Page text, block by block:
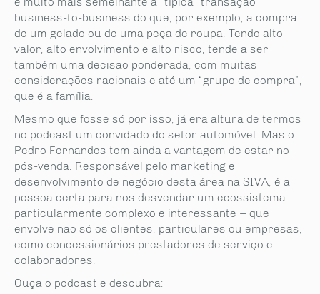
business-to-business do que, por exemplo, a compra
de um gelado ou de uma peça de roupa. Tendo alto
valor, alto envolvimento e alto risco, tende a ser
também uma decisão ponderada, com muitas
considerações racionais e até um “grupo de compra”,
que é a família.
Mesmo que fosse só por isso, já era altura de termos
no podcast um convidado do setor automóvel. Mas o
Pedro Fernandes tem ainda a vantagem de estar no
pós-venda. Responsável pelo marketing e
desenvolvimento de negócio desta área na SIVA, é a
pessoa certa para nos desvendar um ecossistema
particularmente complexo e interessante – que
envolve não só os clientes, particulares ou empresas,
como concessionários prestadores de serviço e
colaboradores.
Ouça o podcast e descubra: